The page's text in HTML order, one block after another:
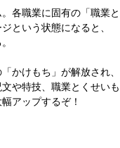
各職業に固有の「職業と
という状態になると、
かけもち」が解放され、
や特技、職業とくせいも
アップするぞ！